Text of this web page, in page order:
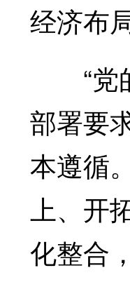
经济布
“党的
部署要
本遵循
上、开
化整合